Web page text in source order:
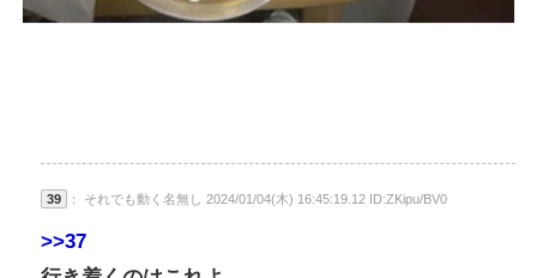
39 ： それでも動く名無し 2024/01/04(木) 16:45:19.12 ID:ZKipu/BV0
>>37